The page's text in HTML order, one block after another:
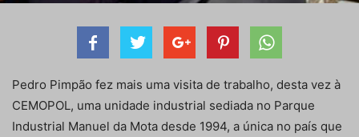
Pedro Pimpão fez mais uma visita de trabalho, desta vez à
CEMOPOL, uma unidade industrial sediada no Parque
Industrial Manuel da Mota desde 1994, a única no país que